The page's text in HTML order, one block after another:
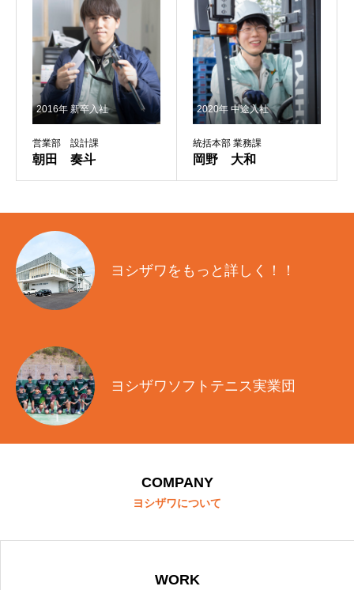
営業部 設計課
朝田 奏斗
2016年 新卒入社
統括本部 業務課
岡野 大和
2020年 中途入社
ヨシザワをもっと詳しく！！
ヨシザワソフトテニス実業団
COMPANY
ヨシザワについて
WORK